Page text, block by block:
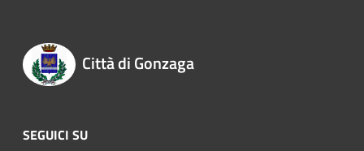
Città di Gonzaga
SEGUICI SU